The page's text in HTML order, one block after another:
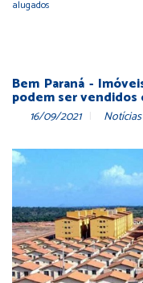
alugados
Bem Paraná -
podem ser vendidos
16/09/2021 Notícias